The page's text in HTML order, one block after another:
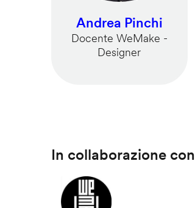
Andrea Pinchi
Docente WeMake -
Designer
In collaborazione con